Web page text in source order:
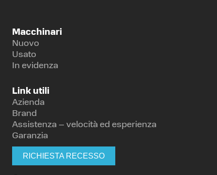
Macchinari
Nuovo
Usato
In evidenza
Link utili
Azienda
Brand
Assistenza – velocità ed esperienza
Garanzia
RICHIESTA RECESSO